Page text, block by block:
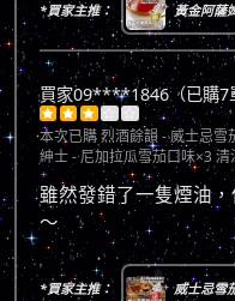
*買家主推： 黃金阿薩
買家09****1846（已購7
    
本次已購烈酒餘韻 - 威士忌雪
紳士 - 尼加拉瓜雪茄口味×3
雖然發錯了一隻煙油
～
*買家主推： 威士忌雪